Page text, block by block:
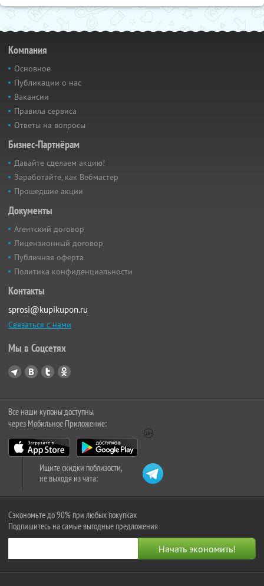
Компания
Основное
Публикации о нас
Вакансии
Правила сервиса
Ответы на вопросы
Бизнес-Партнёрам
Давайте сделаем акцию!
Заработайте, как Вебмастер
Прошедшие акции
Документы
Агентский договор
Лицензионный договор
Публичная оферта
Политика конфиденциальности
Контакты
sprosi@kupikupon.ru
Связаться с нами
Мы в Соцсетях
Все наши купоны доступны
через Мобильное Приложение:
Ищите скидки поблизости,
не выходя из чата:
Сэкономьте до 90% при любых покупках
Подпишитесь на самые выгодные предложения